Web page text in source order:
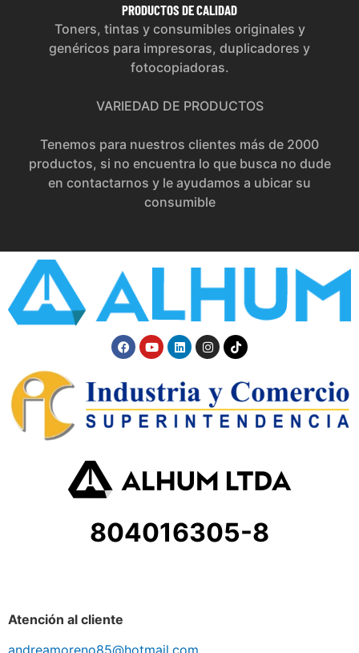
PRODUCTOS DE CALIDAD
Toners, tintas y consumibles originales y
genéricos para impresoras, duplicadores y
fotocopiadoras.
VARIEDAD DE PRODUCTOS
Tenemos para nuestros clientes más de 2000
productos, si no encuentra lo que busca no dude
en contactarnos y le ayudamos a ubicar su
consumible
804016305-8
Atención al cliente